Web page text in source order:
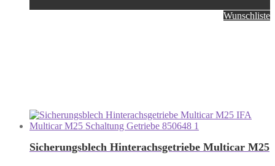
Wunschliste
Sicherungsblech Hinterachsgetriebe Multicar M25